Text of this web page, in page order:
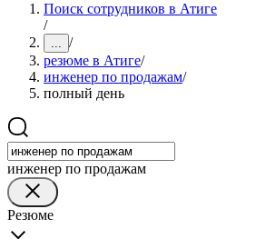
Поиск сотрудников в Атиге
/
... /
резюме в Атиге/
инженер по продажам/
полный день
инженер по продажам
Резюме